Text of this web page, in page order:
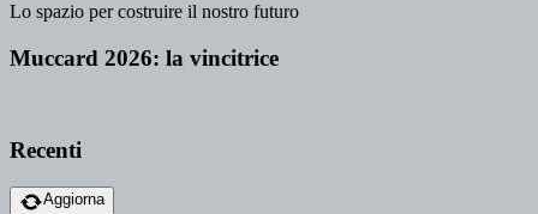
Lo spazio per costruire il nostro futuro
Muccard 2026: la vincitrice
Recenti
Aggiorna